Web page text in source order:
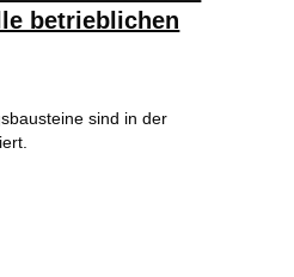
sind in der